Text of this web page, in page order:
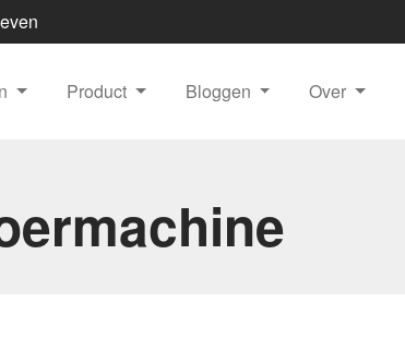
Product Bloggen Over